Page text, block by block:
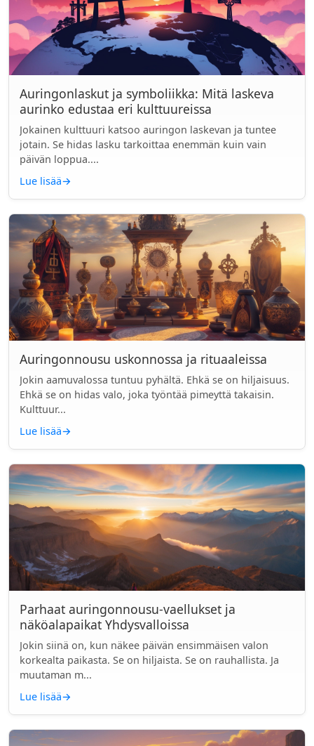
Auringonlaskut ja symboliikka: Mitä laskeva
aurinko edustaa eri kulttuureissa
Jokainen kulttuuri katsoo auringon laskevan ja tuntee
jotain. Se hidas lasku tarkoittaa enemmän kuin vain
päivän loppua....
Lue lisää→
Auringonnousu uskonnossa ja rituaaleissa
Jokin aamuvalossa tuntuu pyhältä. Ehkä se on hiljaisuus.
Ehkä se on hidas valo, joka työntää pimeyttä takaisin.
Kulttuur...
Lue lisää→
Parhaat auringonnousu-vaellukset ja
näköalapaikat Yhdysvalloissa
Jokin siinä on, kun näkee päivän ensimmäisen valon
korkealta paikasta. Se on hiljaista. Se on rauhallista. Ja
muutaman m...
Lue lisää→